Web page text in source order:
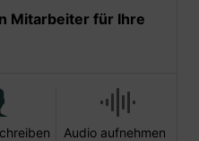
Mitarbeiter für Ihre
Audio aufnehmen